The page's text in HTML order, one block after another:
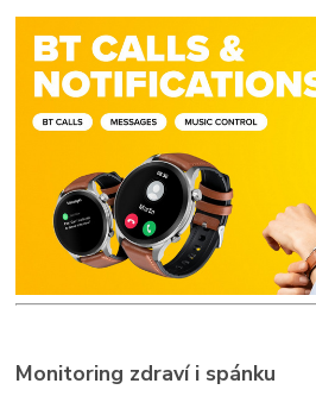
Monitoring zdraví i spánku